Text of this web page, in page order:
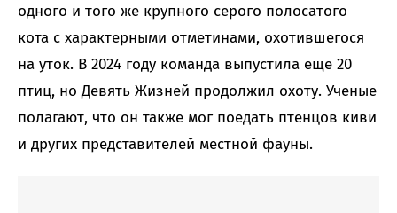
одного и того же крупного серого полосатого
кота с характерными отметинами, охотившегося
на уток. В 2024 году команда выпустила еще 20
птиц, но Девять Жизней продолжил охоту. Ученые
полагают, что он также мог поедать птенцов киви
и других представителей местной фауны.